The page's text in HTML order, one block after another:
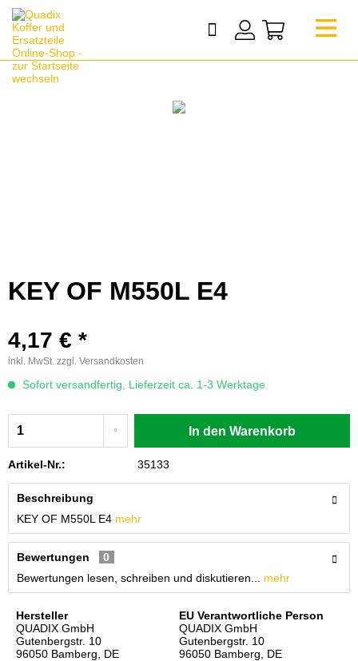
KEY OF M550L E4
4,17 € *
inkl. MwSt. zzgl. Versandkosten
Sofort versandfertig, Lieferzeit ca. 1-3 Werktage
In den Warenkorb
Artikel-Nr.: 35133
Beschreibung
KEY OF M550L E4 mehr
Bewertungen
0
Bewertungen lesen, schreiben und diskutieren...
mehr
Hersteller
QUADIX GmbH
Gutenbergstr. 10
96050 Bamberg, DE
EU Verantwortliche Person
QUADIX GmbH
Gutenbergstr. 10
96050 Bamberg, DE